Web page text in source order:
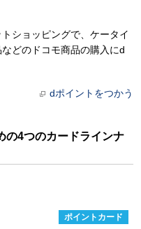
ショッピングで、ケータイ
どのドコモ商品の購入にd
dポイントをつかう
の4つのカードラインナ
ポイントカード